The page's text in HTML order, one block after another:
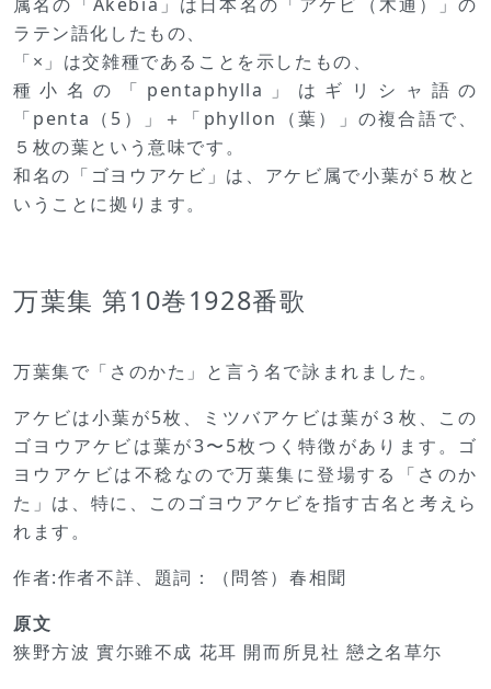
ラテン語化したもの、
「×」は交雑種であることを示したもの、
種小名の「pentaphylla」はギリシャ語の
「penta（5）」＋「phyllon（葉）」の複合語で、
５枚の葉という意味です。
和名の「ゴヨウアケビ」は、アケビ属で小葉が５枚と
いうことに拠ります。
万葉集 第10巻1928番歌
万葉集で「さのかた」と言う名で詠まれました。
アケビは小葉が5枚、ミツバアケビは葉が３枚、この
ゴヨウアケビは葉が3〜5枚つく特徴があります。ゴ
ヨウアケビは不稔なので万葉集に登場する「さのか
た」は、特に、このゴヨウアケビを指す古名と考えら
れます。
作者:作者不詳、題詞：（問答）春相聞
原文
狭野方波 實尓雖不成 花耳 開而所見社 戀之名草尓